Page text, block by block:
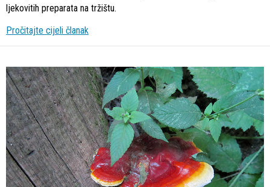
ljekovitih preparata na tržištu.
Pročitajte cijeli članak